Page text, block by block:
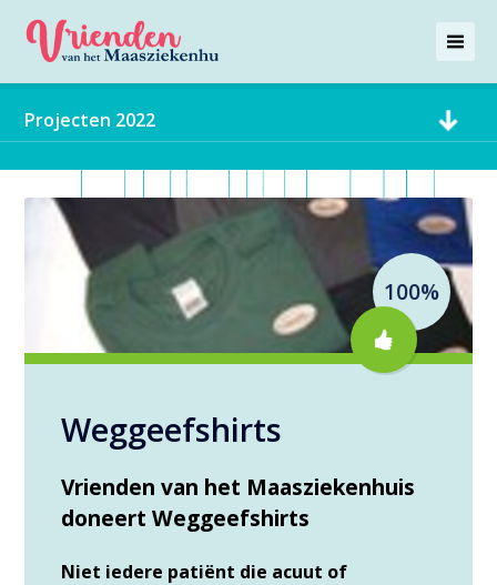
Projecten 2022
100%
Weggeefshirts
Vrienden van het Maasziekenhuis
doneert Weggeefshirts
Niet iedere patiënt die acuut of